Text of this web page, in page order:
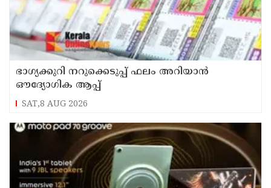
ഭാഗ്യക്കുറി നറുക്കെടുപ്പ് ഫലം അറിയാൻ
ഔദ്യോഗിക ആപ്പ്
SAT,8 AUG 2026